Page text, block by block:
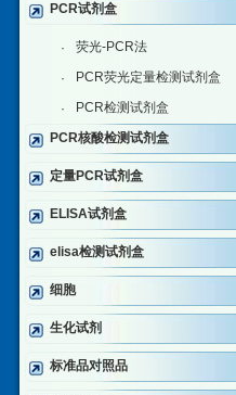
PCR试剂盒
· 荧光-PCR法
· PCR荧光定量检测试剂盒
·
PCR检测试剂盒
PCR核酸检测试剂盒
定量PCR试剂盒
ELISA试剂盒
elisa检测试剂盒
细胞
生化试剂
标准品对照品